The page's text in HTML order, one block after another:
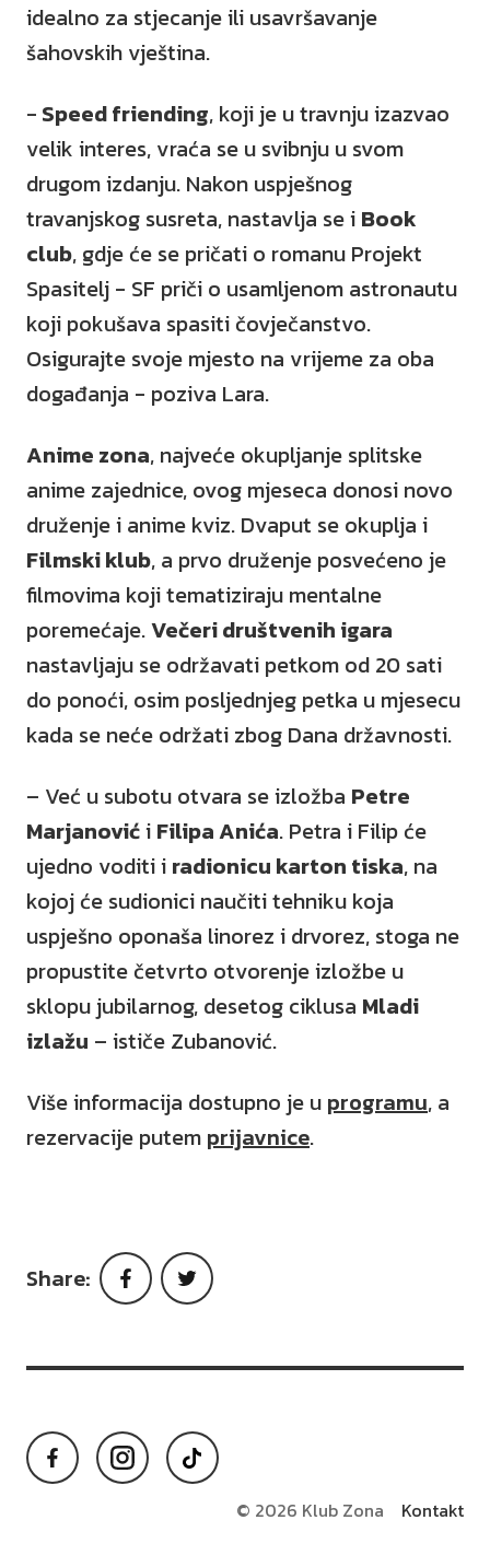
idealno za stjecanje ili usavršavanje
šahovskih vještina.
- Speed friending, koji je u travnju izazvao
velik interes, vraća se u svibnju u svom
drugom izdanju. Nakon uspješnog
travanjskog susreta, nastavlja se i Book
club, gdje će se pričati o romanu Projekt
Spasitelj - SF priči o usamljenom astronautu
koji pokušava spasiti čovječanstvo.
Osigurajte svoje mjesto na vrijeme za oba
događanja - poziva Lara.
Anime zona, najveće okupljanje splitske
anime zajednice, ovog mjeseca donosi novo
druženje i anime kviz. Dvaput se okuplja i
Filmski klub, a prvo druženje posvećeno je
filmovima koji tematiziraju mentalne
poremećaje.Večeri društvenih igara
nastavljaju se održavati petkom od 20 sati
do ponoći, osim posljednjeg petka u mjesecu
kada se neće održati zbog Dana državnosti.
– Već u subotu otvara se izložba Petre
Marjanovići Filipa Anića. Petra i Filip će
ujedno voditi i radionicu karton tiska, na
kojoj će sudionici naučiti tehniku koja
uspješno oponaša linorez i drvorez, stoga ne
propustite četvrto otvorenje izložbe u
sklopu jubilarnog, desetog ciklusa Mladi
izlažu – ističe Zubanović.
Više informacija dostupno je u programu, a
rezervacije putem prijavnice.
Share: Facebook
FacebookInstagram
Kontakt
© 2026 Klub Zona